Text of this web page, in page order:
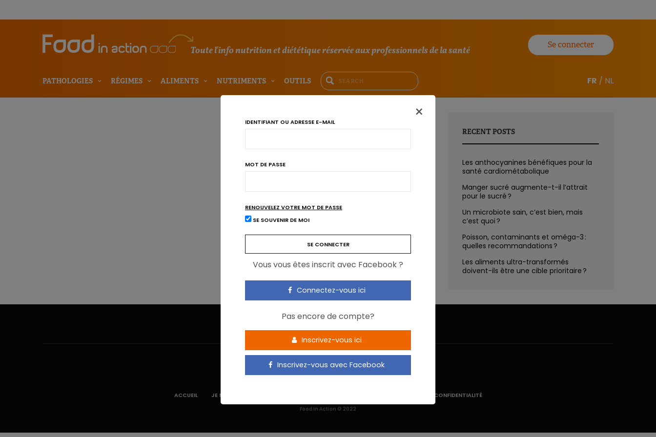
Toute l'info nutrition et diététique réservée aux professionnels de la santé
Se connecter
PATHOLOGIES RÉGIMES ALIMENTS NUTRIMENTS OUTILS FR / NL
RECENT POSTS
Les anthocyanines bénéfiques pour la
santé cardiométabolique
Manger sucré augmente-t-il l’attrait
pour le sucré ?
Un microbiote sain, c’est bien, mais
c’est quoi ?
Poisson, contaminants et oméga-3 :
quelles recommandations ?
Les aliments ultra-transformés
doivent-ils être une cible prioritaire ?
×
IDENTIFIANT OU ADRESSE E-MAIL
MOT DE PASSE
RENOUVELEZ VOTRE MOT DE PASSE
SE SOUVENIR DE MOI
Vous vous êtes inscrit avec Facebook ?
Connectez-vous ici
Pas encore de compte?
Inscrivez-vous ici
Inscrivez-vous avec Facebook
ACCUEIL JE M’INSCRIS POLITIQUE DE CONFIDENTIALITÉ
Food In Action © 2022